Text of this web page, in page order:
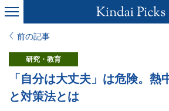
前の記事
研究・教育
「自分は大丈夫」は危険。熱
と対策法とは